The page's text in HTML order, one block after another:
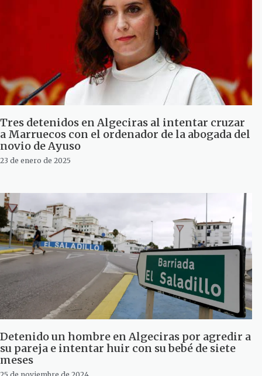
Tres detenidos en Algeciras al intentar cruzar
a Marruecos con el ordenador de la abogada del
novio de Ayuso
23 de enero de 2025
Detenido un hombre en Algeciras por agredir a
su pareja e intentar huir con su bebé de siete
meses